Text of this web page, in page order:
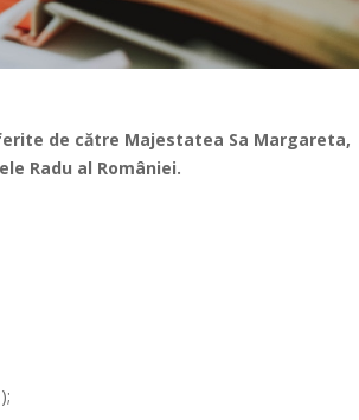
de către Majestatea Sa Margareta,
Radu al României.